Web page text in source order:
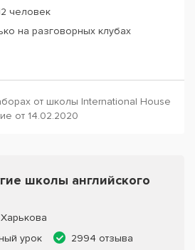
человек
на разговорных клубах
от школы International House
от 14.02.2020
школы английского
урок
2994 отзыва